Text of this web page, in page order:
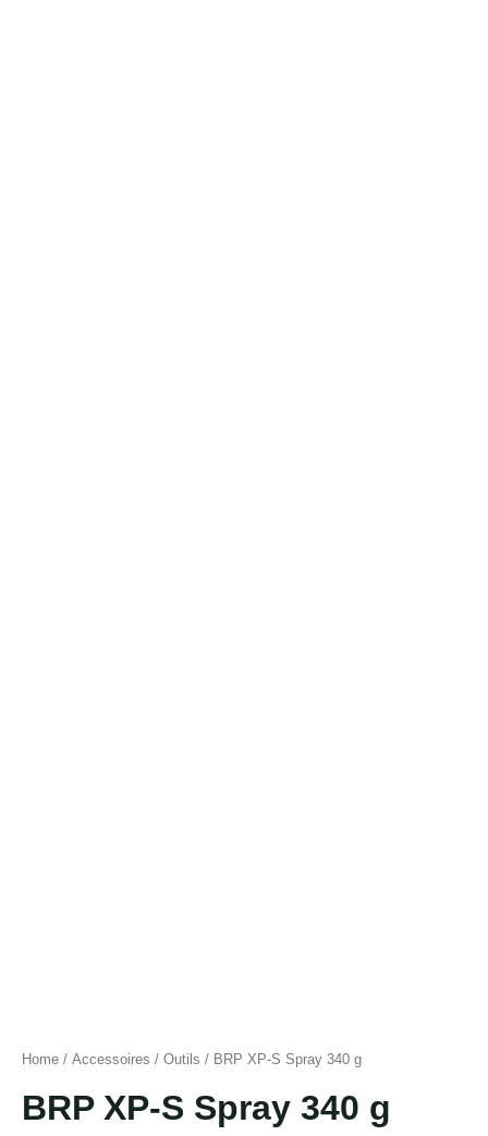
Home / Accessoires / Outils / BRP XP-S Spray 340 g
BRP XP-S Spray 340 g